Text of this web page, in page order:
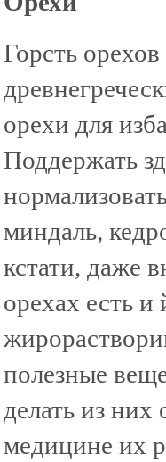
Горсть
орехи для
Поддержать
миндаль,
кстати, даже
орехах есть и
полезные
делать из
медицине их